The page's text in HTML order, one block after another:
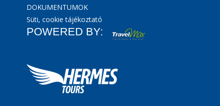
DOKUMENTUMOK
Süti, cookie tájékoztató
POWERED BY: